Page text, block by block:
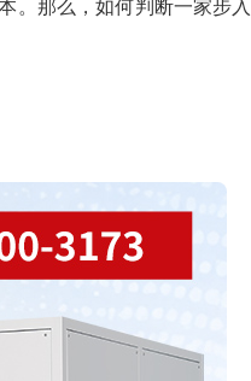
。那么，如何判断一家步入